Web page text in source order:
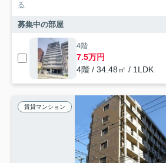
る
募集中の部屋
4階
7.5万円
4階 / 34.48㎡ / 1LDK
賃貸マンション